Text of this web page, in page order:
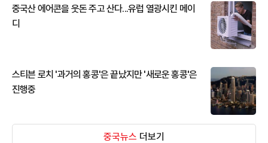
중국산 에어콘을 웃돈 주고 산다...유럽 열광시킨 메이
디
스티븐 로치 '과거의 홍콩'은 끝났지만 '새로운 홍콩'은
진행중
중국뉴스 더보기